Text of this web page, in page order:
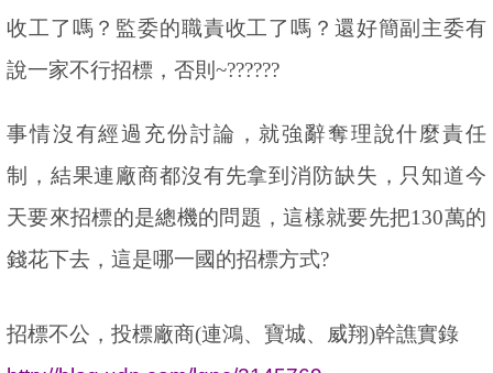
收工了嗎？監委的職責收工了嗎？還好簡副主委有
說一家不行招標，否則 ~??????
事情沒有經過充份討論，就強辭奪理說什麼責任
制，結果連廠商都沒有先拿到消防缺失，只知道今
天要來招標的是總機的問題，這樣就要先把130萬的
錢花下去，這是哪一國的招標方式?
招標不公，投標廠商(連鴻、寶城、威翔)幹譙實錄